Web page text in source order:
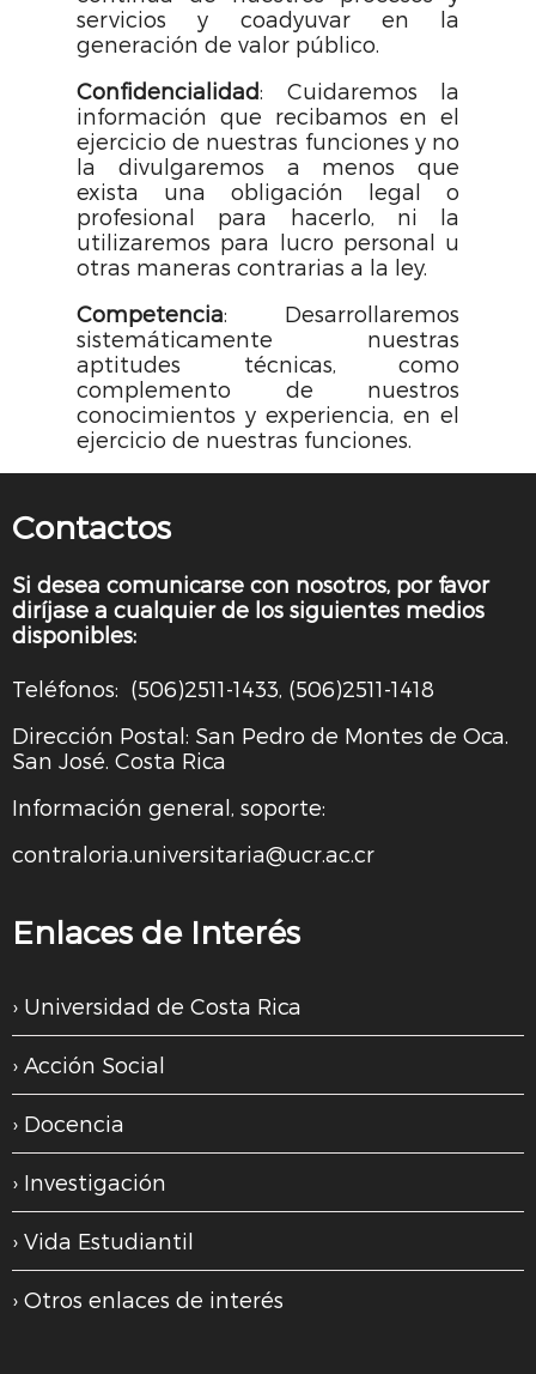
servicios y coadyuvar en la
generación de valor público.
Confidencialidad: Cuidaremos la
información que recibamos en el
ejercicio de nuestras funciones y no
la divulgaremos a menos que
exista una obligación legal o
profesional para hacerlo, ni la
utilizaremos para lucro personal u
otras maneras contrarias a la ley.
Competencia: Desarrollaremos
sistemáticamente nuestras
aptitudes técnicas, como
complemento de nuestros
conocimientos y experiencia, en el
ejercicio de nuestras funciones.
Contactos
Si desea comunicarse con nosotros, por favor
diríjase a cualquier de los siguientes medios
disponibles:
Teléfonos: (506)2511-1433, (506)2511-1418
Dirección Postal: San Pedro de Montes de Oca.
San José. Costa Rica
Información general, soporte:
contraloria.universitaria@ucr.ac.cr
Enlaces de Interés
Universidad de Costa Rica
Acción Social
Docencia
Investigación
Vida Estudiantil
Otros enlaces de interés